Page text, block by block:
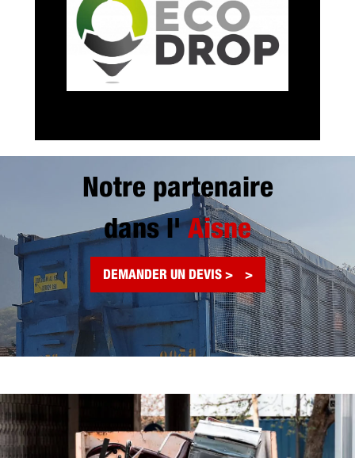
Notre partenaire
dans l'Aisne
DEMANDER UN DEVIS >